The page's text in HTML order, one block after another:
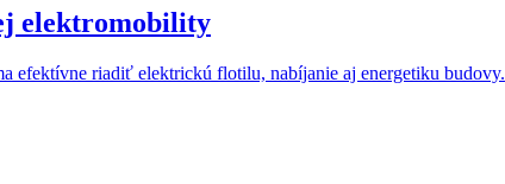
elektromobility
efektívne riadiť elektrickú flotilu, nabíjanie aj energetiku budovy.